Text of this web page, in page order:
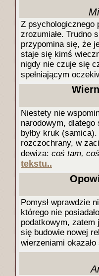
Z psychologicznego
zrozumiałe. Trudno
przypomina się, że
staje się kimś
nigdy nie czuje się
spełniającym
Niestety nie
narodowym,
byłby kruk
rozczochrany, w
dewiza: coś tam,
tekstu..
Pomysł wprawdzie
którego nie
podatkowym, zatem
się budowie nowej
wierzeniami